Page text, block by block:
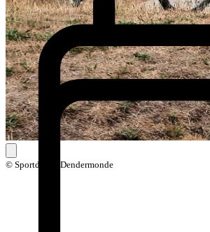
© Sportdienst Dendermonde